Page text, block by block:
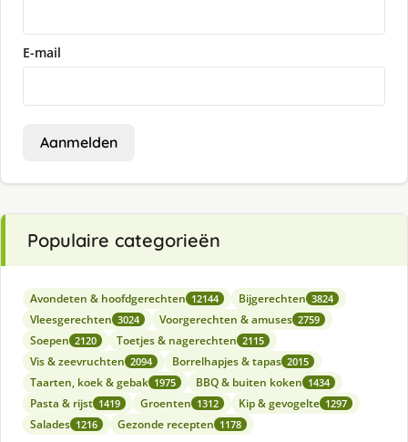
E-mail
Aanmelden
Populaire categorieën
Avondeten & hoofdgerechten 12144 Bijgerechten 3824
Vleesgerechten 3024 Voorgerechten & amuses 2759
Soepen 2120 Toetjes & nagerechten 2115
Vis & zeevruchten 2094 Borrelhapjes & tapas 2015
Taarten, koek & gebak 1975 BBQ & buiten koken 1434
Pasta & rijst 1419 Groenten 1312 Kip & gevogelte 1297
Salades 1216 Gezonde recepten 1178